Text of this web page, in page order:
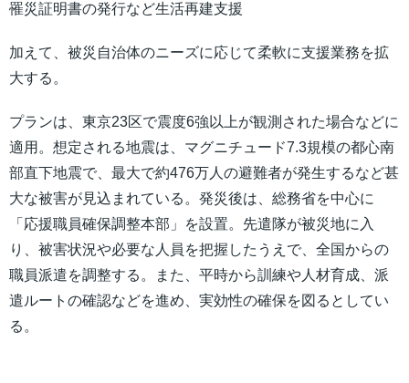
罹災証明書の発行など生活再建支援
加えて、被災自治体のニーズに応じて柔軟に支援業務を拡
大する。
プランは、東京23区で震度6強以上が観測された場合などに
適用。想定される地震は、マグニチュード7.3規模の都心南
部直下地震で、最大で約476万人の避難者が発生するなど甚
大な被害が見込まれている。発災後は、総務省を中心に
「応援職員確保調整本部」を設置。先遣隊が被災地に入
り、被害状況や必要な人員を把握したうえで、全国からの
職員派遣を調整する。また、平時から訓練や人材育成、派
遣ルートの確認などを進め、実効性の確保を図るとしてい
る。